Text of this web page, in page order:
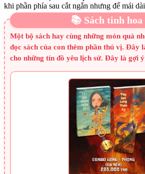
khi phần phía sau cắt ngắn nhưng để mái
📚 Sách tinh hoa
Một bộ sách hay cùng những món quà
đọc sách của con thêm phần thú vị. Đây
cho những tín đồ yêu lịch sử. Đây là gợi